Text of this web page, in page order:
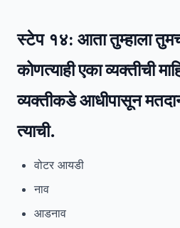
स्टेप १४: आता तुम्हाला
कोणत्याही एका व्यक्तीची
व्यक्तीकडे आधीपासून
त्याची.
वोटर आयडी
नाव
आडनाव